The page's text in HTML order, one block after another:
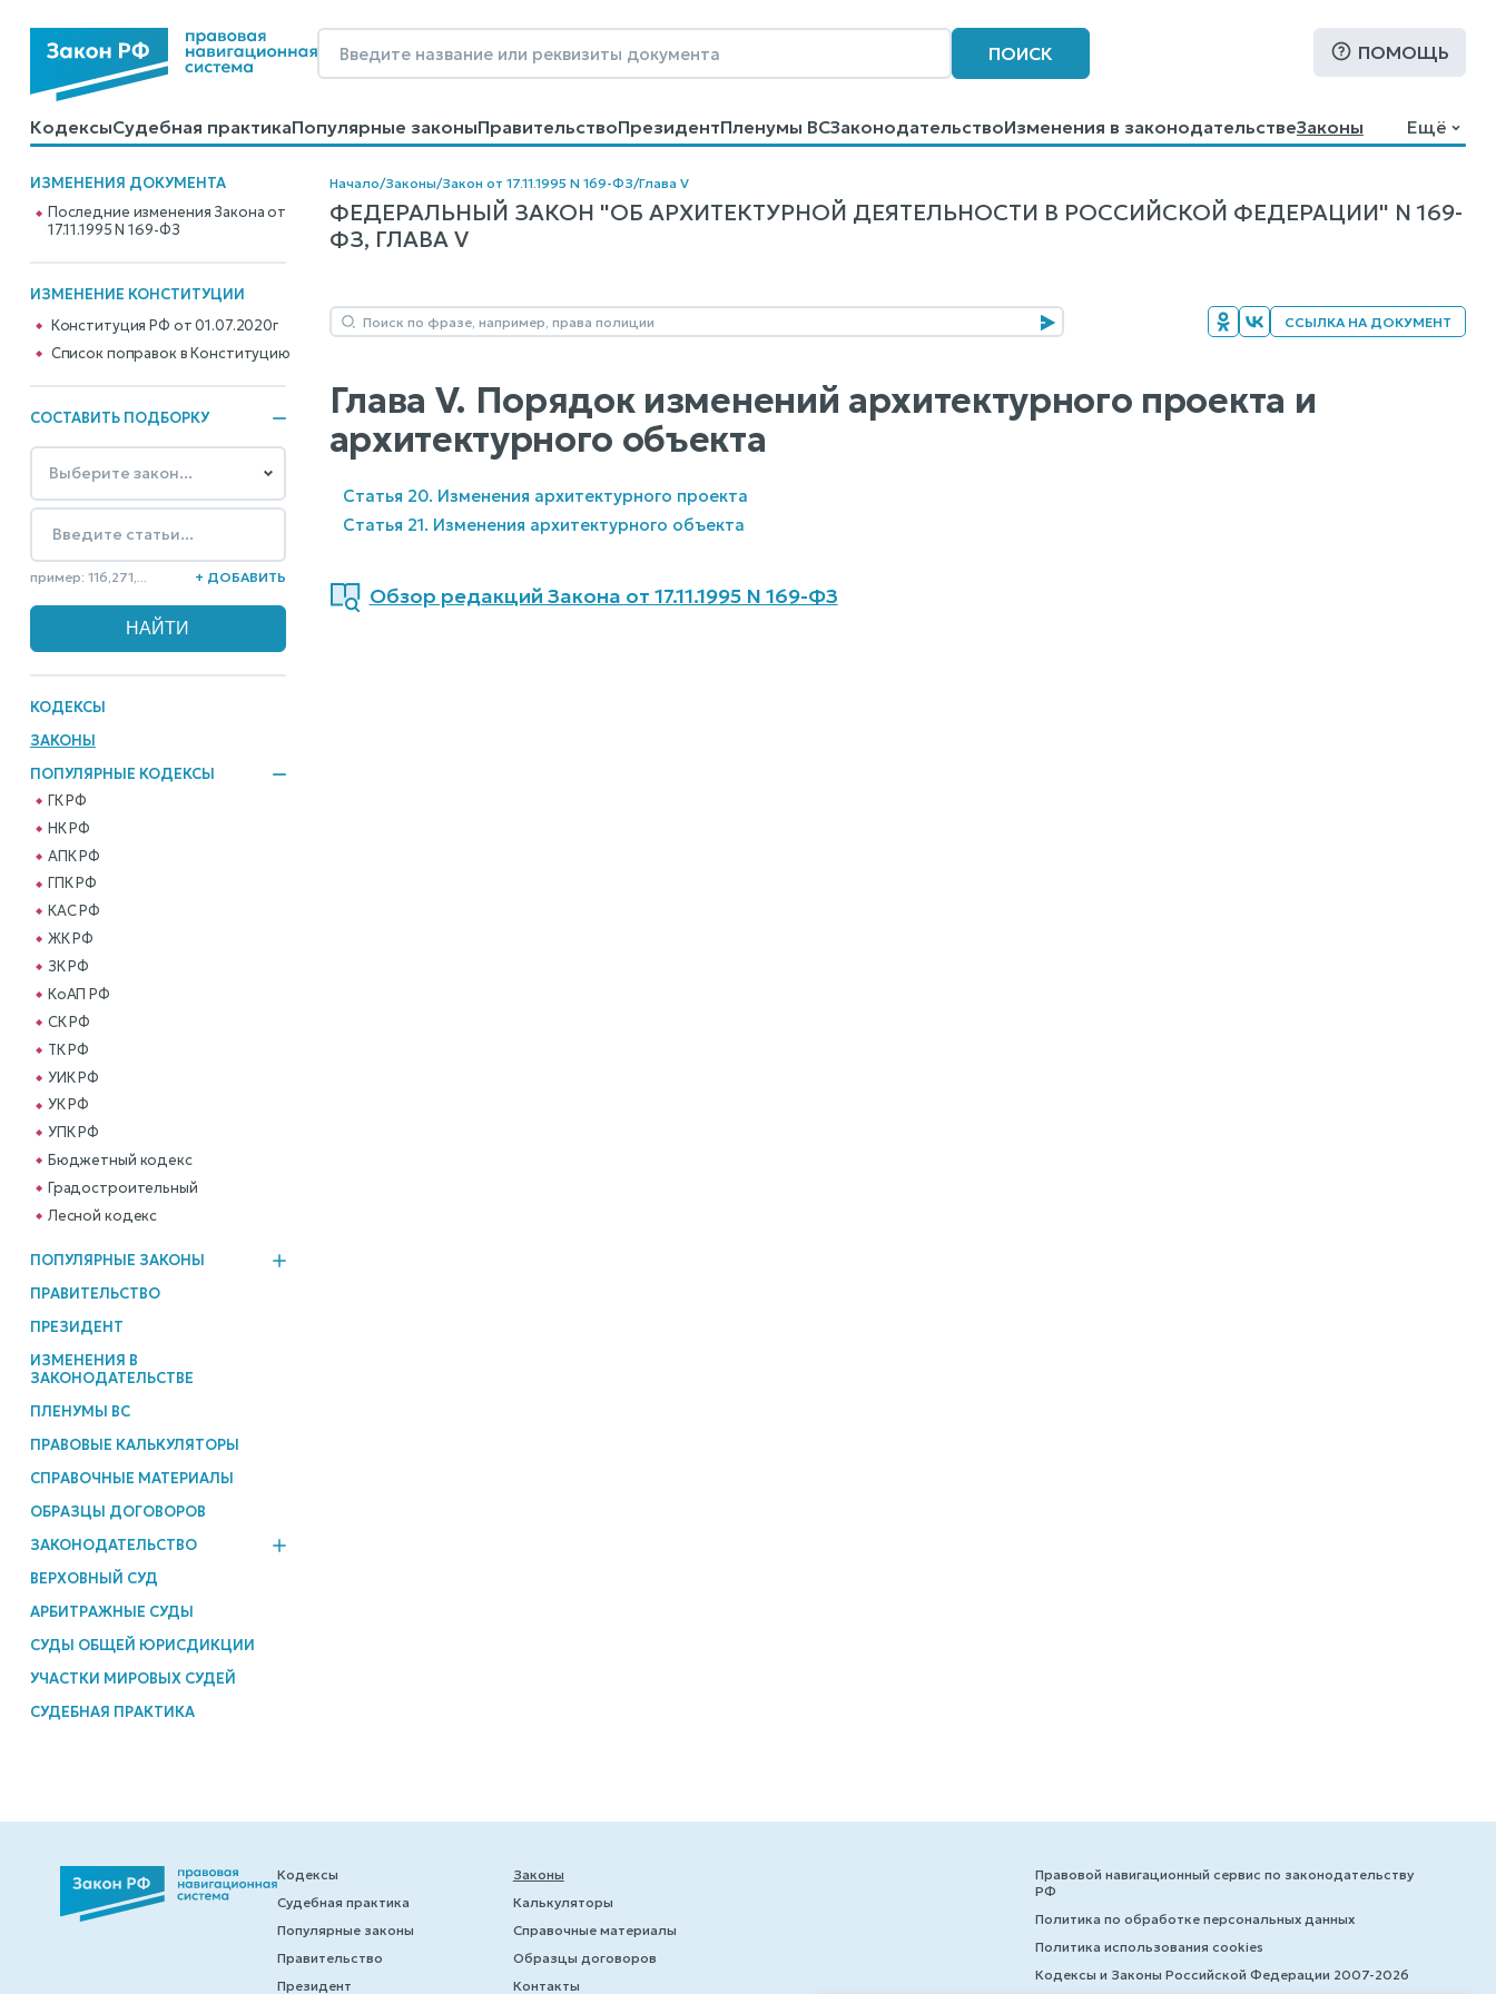
ПОИСК ПОМОЩЬ
КодексыСудебная практикаПопулярные законыПравительствоПрезидентПленумы ВСЗаконодательствоИзменения в законодательствеЗаконы
КалькуляторыСправочные материалыОбразцы договоровКонтактыПомощьПоиск
Ещё
ИЗМЕНЕНИЯ ДОКУМЕНТА
Последние изменения Закона от
17.11.1995 N 169-ФЗ
ИЗМЕНЕНИЕ КОНСТИТУЦИИ
Конституция РФ от 01.07.2020г
Cписок поправок в Конституцию
СОСТАВИТЬ ПОДБОРКУ
пример: 116,271,... + ДОБАВИТЬ
КОДЕКСЫ
ЗАКОНЫ
ПОПУЛЯРНЫЕ КОДЕКСЫ
ГК РФ
НК РФ
АПК РФ
ГПК РФ
КАС РФ
ЖК РФ
ЗК РФ
КоАП РФ
СК РФ
ТК РФ
УИК РФ
УК РФ
УПК РФ
Бюджетный кодекс
Градостроительный
Лесной кодекс
ПОПУЛЯРНЫЕ ЗАКОНЫ
ПРАВИТЕЛЬСТВО
ПРЕЗИДЕНТ
ИЗМЕНЕНИЯ В
ЗАКОНОДАТЕЛЬСТВЕ
ПЛЕНУМЫ ВС
ПРАВОВЫЕ КАЛЬКУЛЯТОРЫ
СПРАВОЧНЫЕ МАТЕРИАЛЫ
ОБРАЗЦЫ ДОГОВОРОВ
ЗАКОНОДАТЕЛЬСТВО
ВЕРХОВНЫЙ СУД
АРБИТРАЖНЫЕ СУДЫ
СУДЫ ОБЩЕЙ ЮРИСДИКЦИИ
УЧАСТКИ МИРОВЫХ СУДЕЙ
СУДЕБНАЯ ПРАКТИКА
Начало/Законы/Закон от 17.11.1995 N 169-ФЗ/Глава V
ФЕДЕРАЛЬНЫЙ ЗАКОН "ОБ АРХИТЕКТУРНОЙ ДЕЯТЕЛЬНОСТИ В РОССИЙСКОЙ ФЕДЕРАЦИИ" N 169-
ФЗ, ГЛАВА V
ССЫЛКА НА ДОКУМЕНТ
Глава V. Порядок изменений архитектурного проекта и
архитектурного объекта
Статья 20. Изменения архитектурного проекта
Статья 21. Изменения архитектурного объекта
Обзор редакций Закона от 17.11.1995 N 169-ФЗ
Кодексы
Судебная практика
Популярные законы
Правительство
Президент
Законы
Калькуляторы
Справочные материалы
Образцы договоров
Контакты
Правовой навигационный сервис по законодательству
РФ
Политика по обработке персональных данных
Политика использования cookies
Кодексы и Законы Российской Федерации 2007-2026